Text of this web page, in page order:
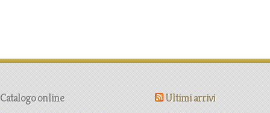
Catalogo online Ultimi arrivi